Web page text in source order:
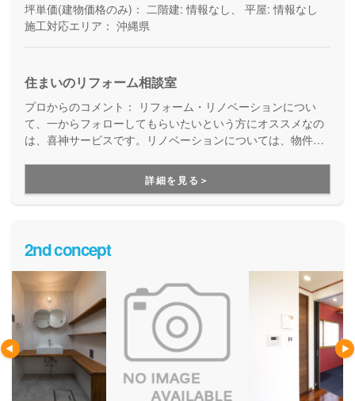
坪単価(建物価格のみ)： 二階建: 情報なし、 平屋: 情報なし
施工対応エリア： 沖縄県
住まいのリフォーム相談室
プロからのコメント：
リフォーム・リノベーションについ
て、一からフォローしてもらいたいという方にオススメなの
は、喜神サービスです。リノベーションについては、物件探
営業担当だけではなく、現場担当のスタッフもお客様への丁
寧な対応をしてくれるので頼れる存在です。
詳細を見る＞
2nd concept